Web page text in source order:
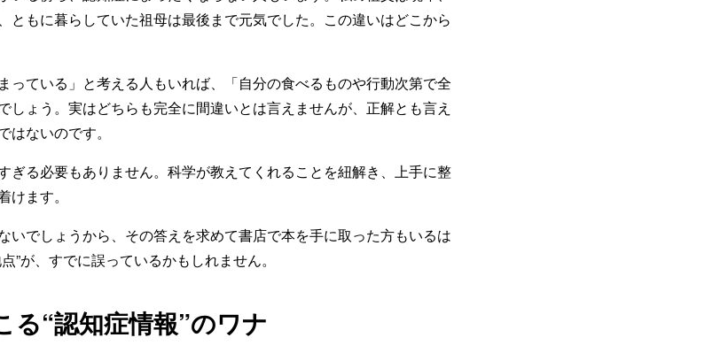
ともに暮らしていた祖母は最後まで元気でした。この違いはどこから
っている」と考える人もいれば、「自分の食べるものや行動次第で全
しょう。実はどちらも完全に間違いとは言えませんが、正解とも言え
はないのです。
ぎる必要もありません。科学が教えてくれることを紐解き、上手に整
ます。
いでしょうから、その答えを求めて書店で本を手に取った方もいるは
”が、すでに誤っているかもしれません。
る“認知症情報”のワナ